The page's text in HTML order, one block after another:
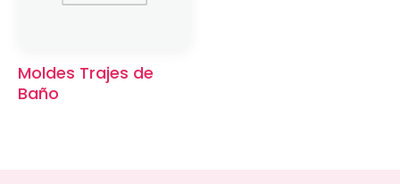
Moldes Trajes de
Baño